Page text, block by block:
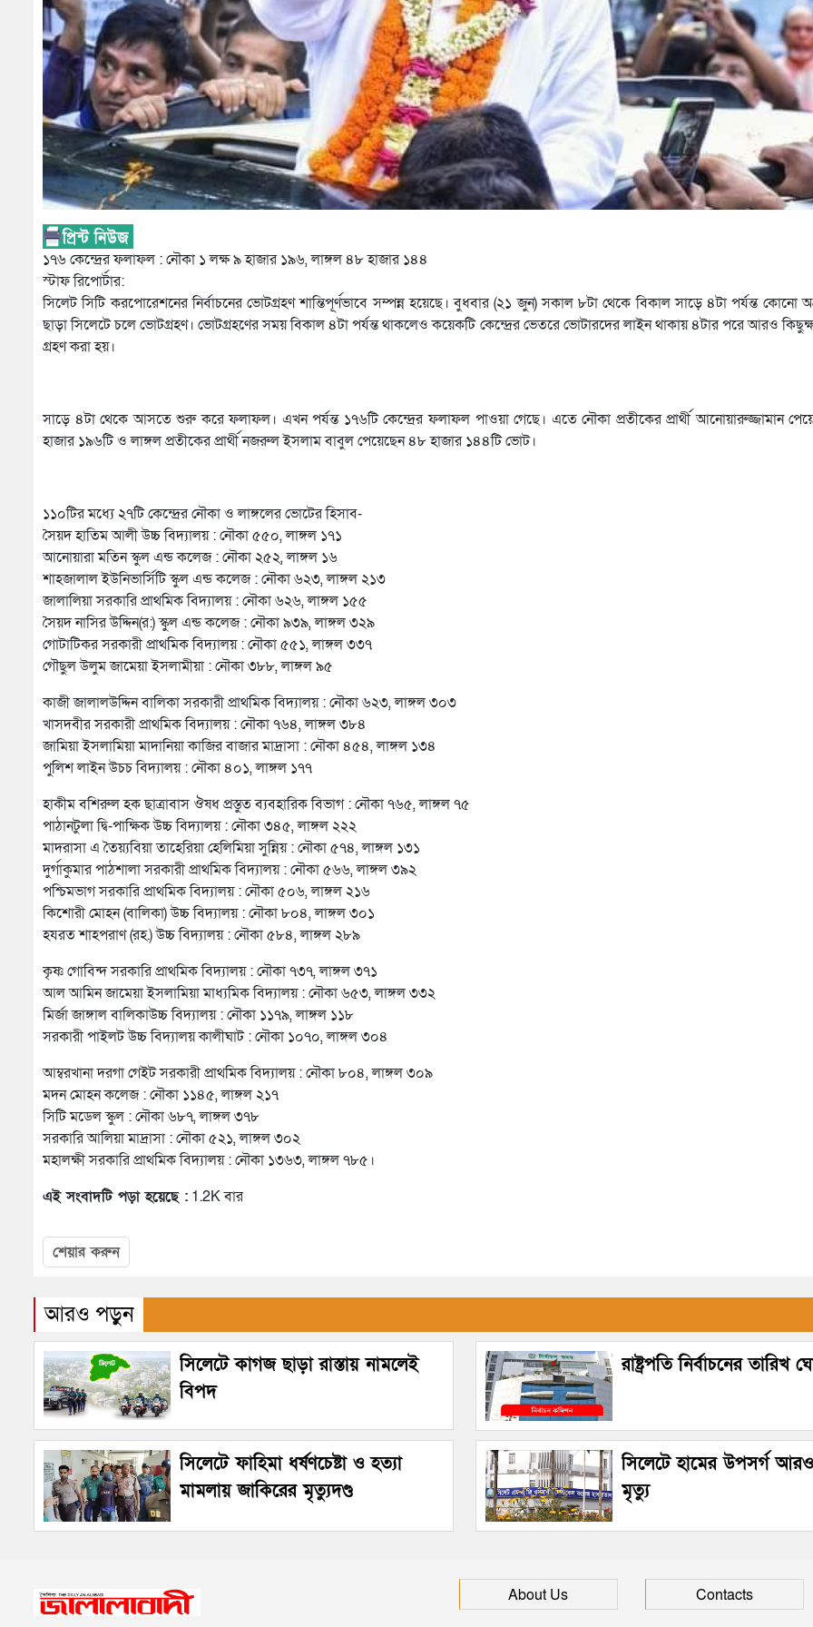
১৭৬ কেন্দ্রের ফলাফল : নৌকা ১ লক্ষ ৯ হাজার ১৯৬, লাঙ্গল ৪৮ হাজার ১৪৪
স্টাফ রিপোর্টার:
সিলেট সিটি করপোরেশনের নির্বাচনের ভোটগ্রহণ শান্তিপূর্ণভাবে সম্পন্ন হয়েছে। বুধবার (২১ জুন) সকাল ৮টা থেকে বিকাল সাড়ে ৪টা পর্যন্ত কোনো
ছাড়া সিলেটে চলে ভোটগ্রহণ। ভোটগ্রহণের সময় বিকাল ৪টা পর্যন্ত থাকলেও কয়েকটি কেন্দ্রের ভেতরে ভোটারদের লাইন থাকায় ৪টার পরে আরও
গ্রহণ করা হয়।
সাড়ে ৪টা থেকে আসতে শুরু করে ফলাফল। এখন পর্যন্ত ১৭৬টি কেন্দ্রের ফলাফল পাওয়া গেছে। এতে নৌকা প্রতীকের প্রার্থী আনোয়ারুজ্জামান
হাজার ১৯৬টি ও লাঙ্গল প্রতীকের প্রার্থী নজরুল ইসলাম বাবুল পেয়েছেন ৪৮ হাজার ১৪৪টি ভোট।
১১০টির মধ্যে ২৭টি কেন্দ্রের নৌকা ও লাঙ্গলের ভোটের হিসাব-
সৈয়দ হাতিম আলী উচ্চ বিদ্যালয় : নৌকা ৫৫০, লাঙ্গল ১৭১
আনোয়ারা মতিন স্কুল এন্ড কলেজ : নৌকা ২৫২, লাঙ্গল ১৬
শাহজালাল ইউনিভার্সিটি স্কুল এন্ড কলেজ : নৌকা ৬২৩, লাঙ্গল ২১৩
জালালিয়া সরকারি প্রাথমিক বিদ্যালয় : নৌকা ৬২৬, লাঙ্গল ১৫৫
সৈয়দ নাসির উদ্দিন(র:) স্কুল এন্ড কলেজ : নৌকা ৯৩৯, লাঙ্গল ৩২৯
গোটাটিকর সরকারী প্রাথমিক বিদ্যালয় : নৌকা ৫৫১, লাঙ্গল ৩৩৭
গৌছুল উলুম জামেয়া ইসলামীয়া : নৌকা ৩৮৮, লাঙ্গল ৯৫
কাজী জালালউদ্দিন বালিকা সরকারী প্রাথমিক বিদ্যালয় : নৌকা ৬২৩, লাঙ্গল ৩০৩
খাসদবীর সরকারী প্রাথমিক বিদ্যালয় : নৌকা ৭৬৪, লাঙ্গল ৩৮৪
জামিয়া ইসলামিয়া মাদানিয়া কাজির বাজার মাদ্রাসা : নৌকা ৪৫৪, লাঙ্গল ১৩৪
পুলিশ লাইন উচচ বিদ্যালয় : নৌকা ৪০১, লাঙ্গল ১৭৭
হাকীম বশিরুল হক ছাত্রাবাস ঔষধ প্রস্তুত ব্যবহারিক বিভাগ : নৌকা ৭৬৫, লাঙ্গল ৭৫
পাঠানটুলা দ্বি-পাক্ষিক উচ্চ বিদ্যালয় : নৌকা ৩৪৫, লাঙ্গল ২২২
মাদরাসা এ তৈয়্যবিয়া তাহেরিয়া হেলিমিয়া সুন্নিয় : নৌকা ৫৭৪, লাঙ্গল ১৩১
দুর্গাকুমার পাঠশালা সরকারী প্রাথমিক বিদ্যালয় : নৌকা ৫৬৬, লাঙ্গল ৩৯২
পশ্চিমভাগ সরকারি প্রাথমিক বিদ্যালয় : নৌকা ৫০৬, লাঙ্গল ২১৬
কিশোরী মোহন (বালিকা) উচ্চ বিদ্যালয় : নৌকা ৮০৪, লাঙ্গল ৩০১
হযরত শাহপরাণ (রহ.) উচ্চ বিদ্যালয় : নৌকা ৫৮৪, লাঙ্গল ২৮৯
কৃষ্ণ গোবিন্দ সরকারি প্রাথমিক বিদ্যালয় : নৌকা ৭৩৭, লাঙ্গল ৩৭১
আল আমিন জামেয়া ইসলামিয়া মাধ্যমিক বিদ্যালয় : নৌকা ৬৫৩, লাঙ্গল ৩৩২
মির্জা জাঙ্গাল বালিকাউচ্চ বিদ্যালয় : নৌকা ১১৭৯, লাঙ্গল ১১৮
সরকারী পাইলট উচ্চ বিদ্যালয় কালীঘাট : নৌকা ১০৭০, লাঙ্গল ৩০৪
আম্বরখানা দরগা গেইট সরকারী প্রাথমিক বিদ্যালয় : নৌকা ৮০৪, লাঙ্গল ৩০৯
মদন মোহন কলেজ : নৌকা ১১৪৫, লাঙ্গল ২১৭
সিটি মডেল স্কুল : নৌকা ৬৮৭, লাঙ্গল ৩৭৮
সরকারি আলিয়া মাদ্রাসা : নৌকা ৫২১, লাঙ্গল ৩০২
মহালক্ষী সরকারি প্রাথমিক বিদ্যালয় : নৌকা ১৩৬৩, লাঙ্গল ৭৮৫।
এই সংবাদটি পড়া হয়েছে : 1.2K বার
শেয়ার করুন
আরও পড়ুন
সিলেটে কাগজ ছাড়া রাস্তায় নামলেই
বিপদ
রাষ্ট্রপতি নির্বাচনের তারিখ
সিলেটে ফাহিমা ধর্ষণচেষ্টা ও হত্যা
মামলায় জাকিরের মৃত্যুদণ্ড
সিলেটে হামের উপসর্গ
মৃত্যু
About Us Contacts